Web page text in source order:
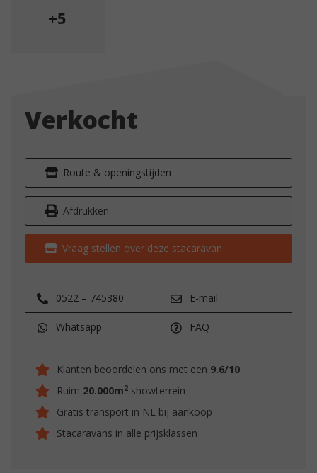
+5
Verkocht
Route & openingstijden
Afdrukken
Vraag stellen over deze stacaravan
0522 – 745380 E-mail
Whatsapp FAQ
Klanten beoordelen ons met een 9.6/10
Ruim 20.000m2 showterrein
Gratis transport in NL bij aankoop
Stacaravans in alle prijsklassen